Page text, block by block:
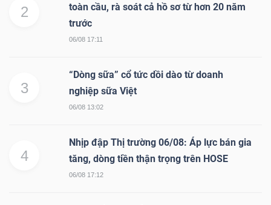
2
toàn cầu, rà soát cả hồ sơ từ hơn 20 năm
trước
06/08 17:11
3
“Dòng sữa” cổ tức dồi dào từ doanh
nghiệp sữa Việt
06/08 13:02
4
Nhịp đập Thị trường 06/08: Áp lực bán gia
tăng, dòng tiền thận trọng trên HOSE
06/08 17:12
ngữ
vụ